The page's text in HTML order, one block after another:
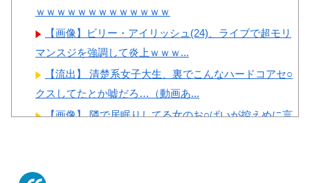
ｗｗｗｗｗｗｗｗｗｗｗｗｗ
【画像】ビリー・アイリッシュ(24)、ライブで超モリ
マンスジを強調して炎上ｗｗｗ...
【流出】 清楚系女子大生、裏でこんなハードコアセ○
クスしてたとか嘘だろ…（動画あ...
【画像】 隣で居眠りしてる女のお○ぱいが控えめに言
隠す姿がほぼA●女優・・